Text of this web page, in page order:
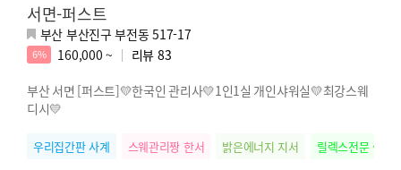
서면-퍼스트
부산 부산진구 부전동 517-17
6% 160,000 ~ 리뷰 83
부산 서면 [퍼스트]💛한국인 관리사💛1인1실 개인샤워실💛최강스웨
디시💛
우리집간판 사계 스웨관리짱 한서 밝은에너지 지서 릴렉스전문 썸머